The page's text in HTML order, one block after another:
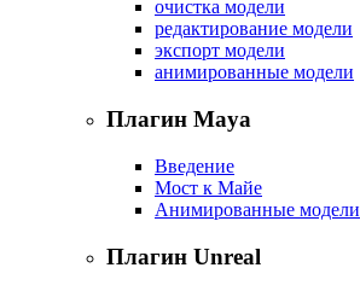
очистка модели
редактирование модели
экспорт модели
анимированные модели
Плагин Maya
Введение
Мост к Майе
Анимированные модели
Плагин Unreal